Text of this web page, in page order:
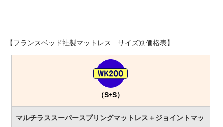
【フランスベッド社製マットレス サイズ別価格表】
（S+S）